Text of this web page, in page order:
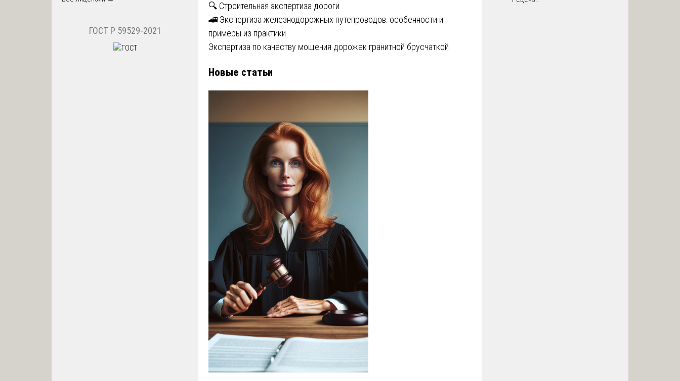
🔍 Строительная экспертиза дороги
🚄 Экспертиза железнодорожных путепроводов: особенности и
примеры из практики
Экспертиза по качеству мощения дорожек гранитной брусчаткой
Новые статьи
ГОСТ Р 59529-2021